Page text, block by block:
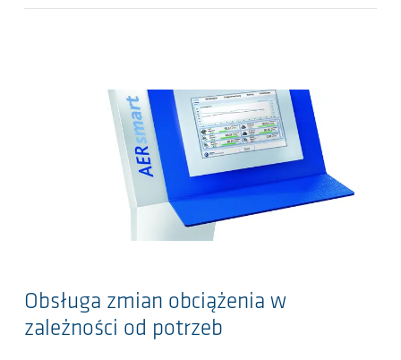
Obsługa zmian obciążenia w
zależności od potrzeb